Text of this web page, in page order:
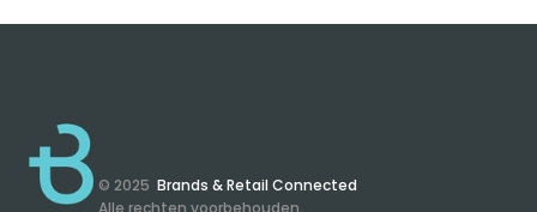
© 2025 Brands & Retail Connected
Alle rechten voorbehouden.